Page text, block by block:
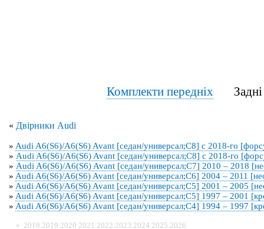
Комплекти передніх
« Двірники Audi
» Audi A6(S6)/A6(S6) Avant [седан/универсал;C8] с 2018-го
» Audi A6(S6)/A6(S6) Avant [седан/универсал;C8] с 2018-го
» Audi A6(S6)/A6(S6) Avant [седан/универсал;C7] 2010 – 2018
» Audi A6(S6)/A6(S6) Avant [седан/универсал;C6] 2004 – 2011
» Audi A6(S6)/A6(S6) Avant [седан/универсал;C5] 2001 – 2005
» Audi A6(S6)/A6(S6) Avant [седан/универсал;C5] 1997 – 2001
» Audi A6(S6)/A6(S6) Avant [седан/универсал;C4] 1994 – 1997
» 2018 2019 2020 2021 2022 2023 2024 2025 2026